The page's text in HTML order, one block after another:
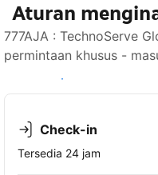
Aturan
777AJA : TechnoServe
permintaan khusus -
Lihat ketersediaan
Check-in
Tersedia 24 jam